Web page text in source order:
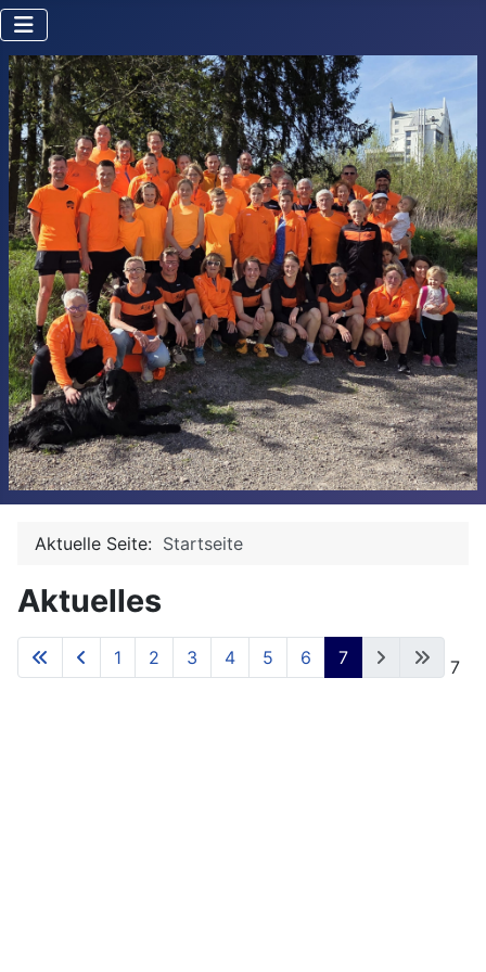
Aktuelle Seite: Startseite
Aktuelles
Seite 7 von 7
1 2 3 4 5 6 7